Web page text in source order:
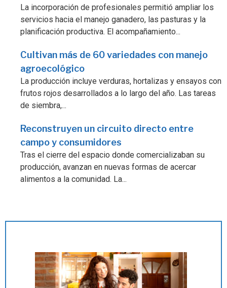
La incorporación de profesionales permitió ampliar los
servicios hacia el manejo ganadero, las pasturas y la
planificación productiva. El acompañamiento...
Cultivan más de 60 variedades con manejo
agroecológico
La producción incluye verduras, hortalizas y ensayos con
frutos rojos desarrollados a lo largo del año. Las tareas
de siembra,...
Reconstruyen un circuito directo entre
campo y consumidores
Tras el cierre del espacio donde comercializaban su
producción, avanzan en nuevas formas de acercar
alimentos a la comunidad. La...